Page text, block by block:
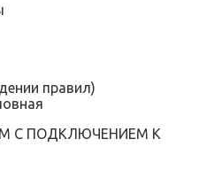
правил)
С ПОДКЛЮЧЕНИЕМ К